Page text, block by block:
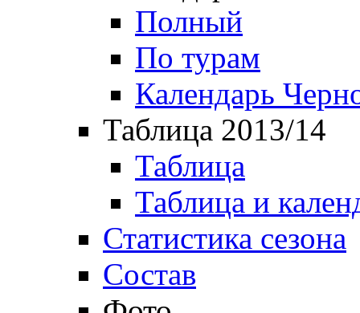
Полный
По турам
Календарь
Таблица 2013/14
Таблица
Таблица и
Статистика сезона
Состав